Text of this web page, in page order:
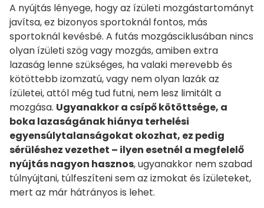
A nyújtás lényege, hogy az ízületi mozgástartományt
javítsa, ez bizonyos sportoknál fontos, más
sportoknál kevésbé. A futás mozgásciklusában nincs
olyan ízületi szög vagy mozgás, amiben extra
lazaság lenne szükséges, ha valaki merevebb és
kötöttebb izomzatú, vagy nem olyan lazák az
ízületei, attól még tud futni, nem lesz limitált a
mozgása. Ugyanakkor a csípő kötöttsége, a
boka lazaságának hiánya terhelési
egyensúlytalanságokat okozhat, ez pedig
sérüléshez vezethet – ilyen esetnél a megfelelő
nyújtás nagyon hasznos, ugyanakkor nem szabad
túlnyújtani, túlfeszíteni sem az izmokat és ízületeket,
mert az már hátrányos is lehet.